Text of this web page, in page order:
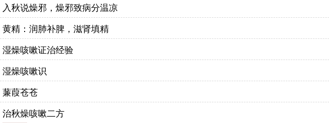
入秋说燥邪，燥邪致病分温凉
黄精：润肺补脾，滋肾填精
湿燥咳嗽证治经验
湿燥咳嗽识
蒹葭苍苍
治秋燥咳嗽二方